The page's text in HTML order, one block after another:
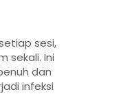
sesi,
sekali. Ini
dan
infeksi